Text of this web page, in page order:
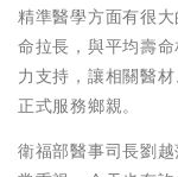
精準醫學方面有很
命拉長，與平均壽
力支持，讓相關醫
正式服務鄉親。
衛福部醫事司長劉